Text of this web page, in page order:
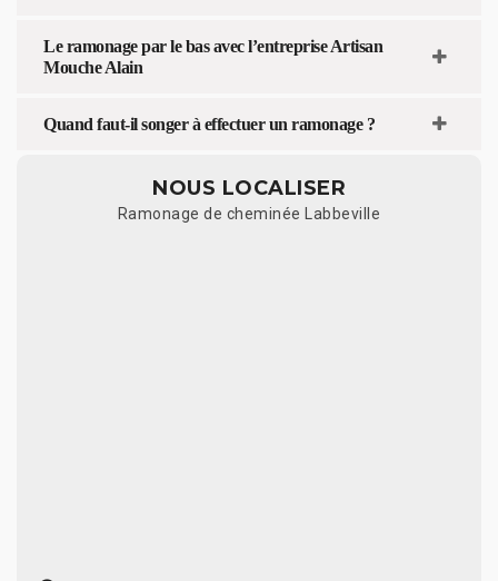
Le ramonage par le bas avec l’entreprise Artisan
Mouche Alain
Quand faut-il songer à effectuer un ramonage ?
NOUS LOCALISER
Ramonage de cheminée Labbeville